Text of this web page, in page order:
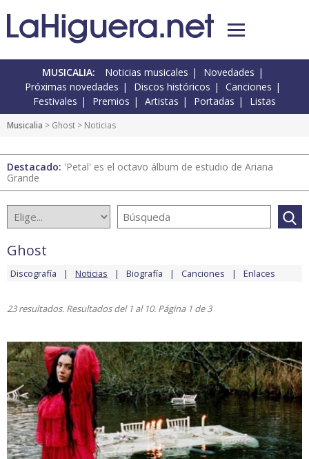
MUSICALIA: Noticias musicales
Novedades
Próximas novedades
Discos históricos
Canciones
Festivales
Premios Artistas Portadas Listas
Musicalia > Ghost > Noticias
Destacado: 'Petal' es el octavo álbum de estudio de Ariana
Grande
Ghost
Discografía Noticias Biografía Canciones Enlaces
23 resultados. Resultados del 1 al 10. Página 1 de 3